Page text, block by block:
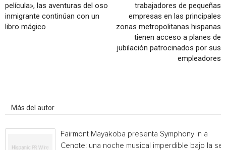
película», las aventuras del oso
inmigrante continúan con un
libro mágico
trabajadores de pequeñas
empresas en las principales
zonas metropolitanas hispanas
tienen acceso a planes de
jubilación patrocinados por sus
empleadores
Más del autor
Fairmont Mayakoba presenta Symphony in a
Cenote: una noche musical imperdible bajo la